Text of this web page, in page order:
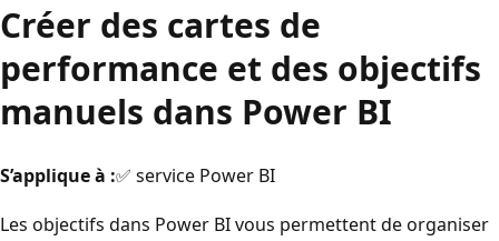
Créer des cartes de
performance et des objectifs
manuels dans Power BI
S’applique à :✅ service Power BI
Les objectifs dans Power BI vous permettent de organiser